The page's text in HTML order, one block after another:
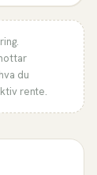
du
rente.